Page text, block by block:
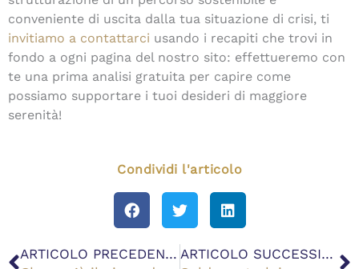
conveniente di uscita dalla tua situazione di crisi, ti
invitiamo a contattarci usando i recapiti che trovi in
fondo a ogni pagina del nostro sito: effettueremo con
te una prima analisi gratuita per capire come
possiamo supportare i tuoi desideri di maggiore
serenità!
Condividi l'articolo
Precedente ARTICOLO PRECEDENTE ARTICOLO SUCCESSIVO